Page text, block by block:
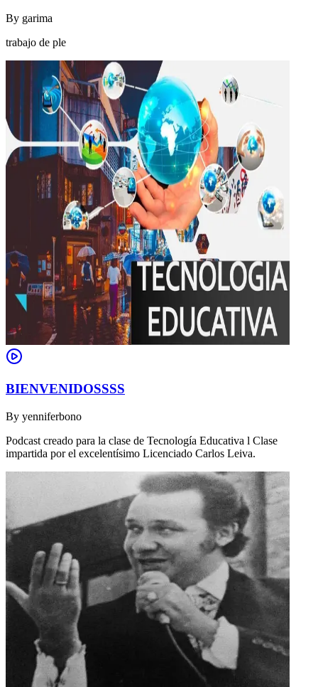
By garima
trabajo de ple
BIENVENIDOSSSS
By yenniferbono
Podcast creado para la clase de Tecnología Educativa l Clase
impartida por el excelentísimo Licenciado Carlos Leiva.